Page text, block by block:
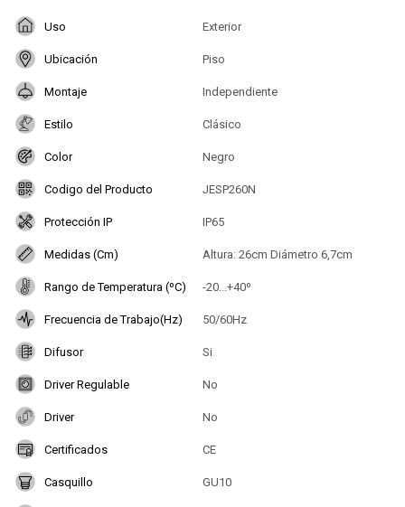
Uso Exterior
Ubicación Piso
Montaje Independiente
Estilo Clásico
Color Negro
Codigo del Producto JESP260N
Protección IP IP65
Medidas (Cm) Altura: 26cm Diámetro 6,7cm
Rango de Temperatura (ºC) -20...+40º
Frecuencia de Trabajo(Hz) 50/60Hz
Difusor Si
Driver Regulable No
Driver No
Certificados CE
Casquillo GU10